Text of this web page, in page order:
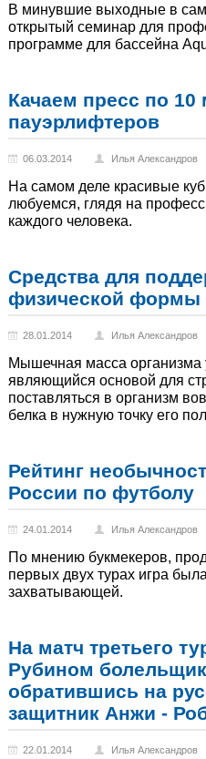
В минувшие выходные в
открытый семинар для
программе для бассейна
Качаем пресс по 10
пауэрлифтеров
06.03.2014 Илья Александров
На самом деле красивые
любуемся, глядя на
каждого человека.
Средства для
физической формы
28.01.2014 Илья Александров
Мышечная масса организма
являющийся основой для
поставляться в организм
белка в нужную точку его
Рейтинг
России по футболу
24.01.2014 Илья Александров
По мнению букмекеров,
первых двух турах игра
захватывающей.
На матч третьего
Рубином
обратившись на
защитник Анжи -
22.01.2014 Илья Александров